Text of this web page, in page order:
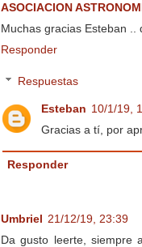
ASOCIACION
Muchas gracias Esteban ..
Responder
Respuestas
Esteban 10/1/19,
Gracias a tí, por
Responder
Umbriel 21/12/19, 23:39
Da gusto leerte, siempre